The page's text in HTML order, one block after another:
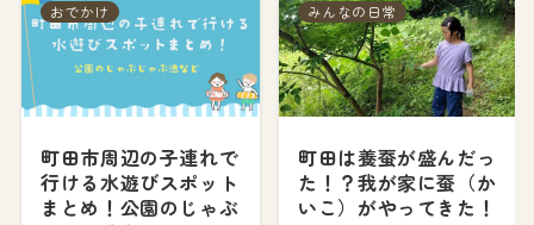
みんなの日常
町田は養蚕が盛んだっ
た！？我が家に蚕（か
いこ）がやってきた！
みんなの日常
新連載スタート！
【Gavinの町田ってい
いね！】町田で見つけ